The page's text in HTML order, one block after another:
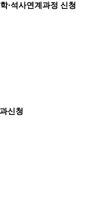
·석사연계과정 신청
신청